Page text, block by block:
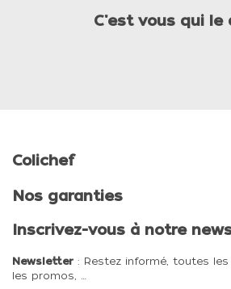
C'est vous qui le
Colichef
Nos garanties
Inscrivez-vous à notre
Newsletter : Restez informé, toutes
les promos, …